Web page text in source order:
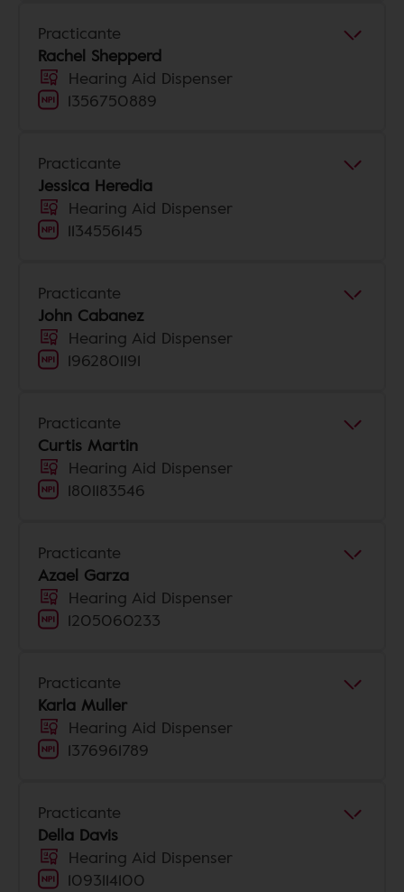
Practicante
Rachel Shepperd
Hearing Aid Dispenser
1356750889
Practicante
Jessica Heredia
Hearing Aid Dispenser
1134556145
Practicante
John Cabanez
Hearing Aid Dispenser
1962801191
Practicante
Curtis Martin
Hearing Aid Dispenser
1801183546
Practicante
Azael Garza
Hearing Aid Dispenser
1205060233
Practicante
Karla Muller
Hearing Aid Dispenser
1376961789
Practicante
Della Davis
Hearing Aid Dispenser
1093114100